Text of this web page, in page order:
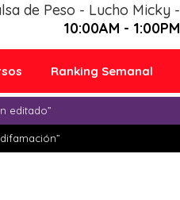
de Peso - Lucho Micky -
10:00AM - 1:00PM
Ranking Semanal
editado”